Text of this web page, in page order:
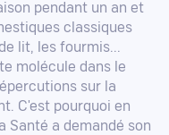
pendant un an et
classiques
lit, les fourmis...
molécule dans le
sur la
C'est pourquoi en
Santé a demandé son